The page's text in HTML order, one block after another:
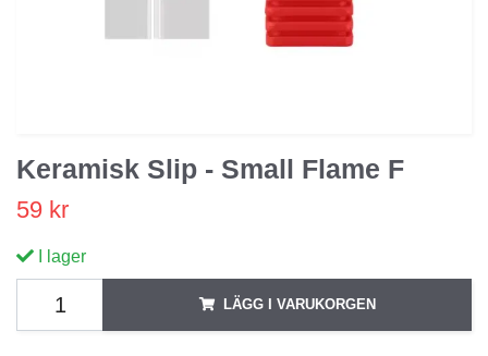
Keramisk Slip - Small Flame F
59 kr
I lager
LÄGG I VARUKORGEN